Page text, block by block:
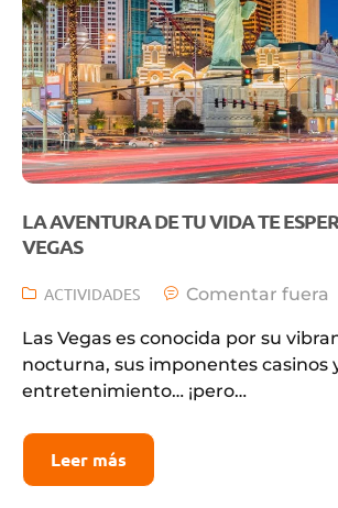
LA AVENTURA DE TU VIDA TE
VEGAS
ACTIVIDADES Comentar fuera
Las Vegas es conocida por su
nocturna, sus imponentes casinos
entretenimiento… ¡pero…
Leer más